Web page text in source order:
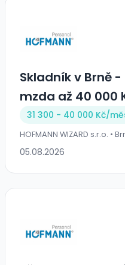
Skladník v Brně -
mzda až 40 000
31 300 - 40 000 Kč/
HOFMANN WIZARD s.r.o. •
05.08.2026